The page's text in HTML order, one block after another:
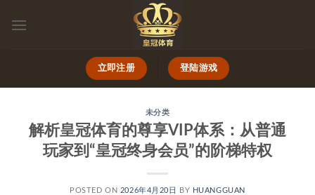
立即注册 登陆游戏
未分类
解析皇冠体育的尊享VIP体系：从普通
玩家到“皇冠终身会员”的阶梯特权
POSTED ON 2026年4月20日 BY HUANGGUAN